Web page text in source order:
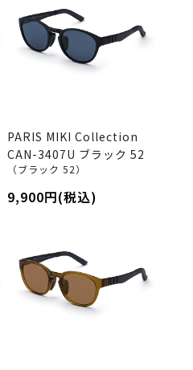
PARIS MIKI Collection
CAN-3407U ブラック 52
（ブラック 52）
9,900円(税込)